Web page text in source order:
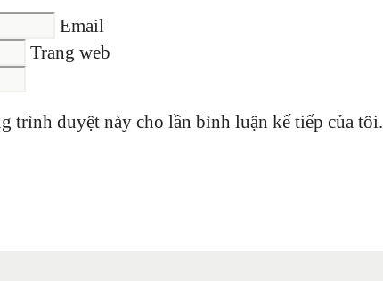
Email
Trang web
trình duyệt này cho lần bình luận kế tiếp của tôi.